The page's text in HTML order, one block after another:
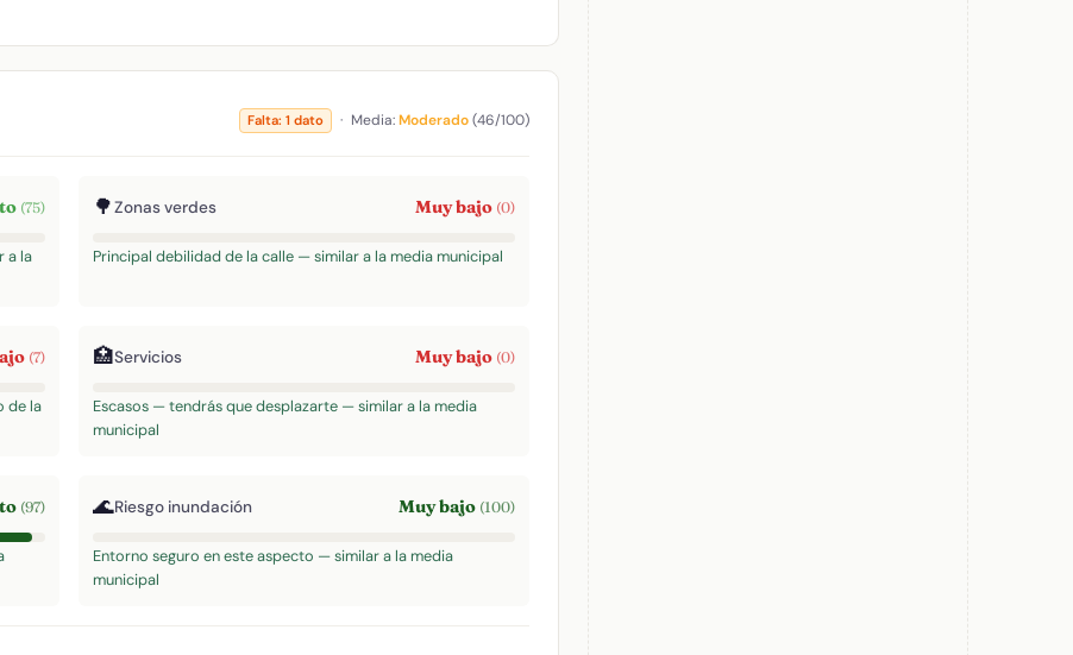
Falta: 1 dato · Media:Moderado(46/100)
(75)
a la
🌳Zonas verdes Muy bajo (0)
Principal debilidad de la calle — similar a la media municipal
(7)
de la
🏥Servicios Muy bajo (0)
Escasos — tendrás que desplazarte — similar a la media
municipal
(97) 🌊Riesgo inundación Muy bajo (100)
Entorno seguro en este aspecto — similar a la media
municipal